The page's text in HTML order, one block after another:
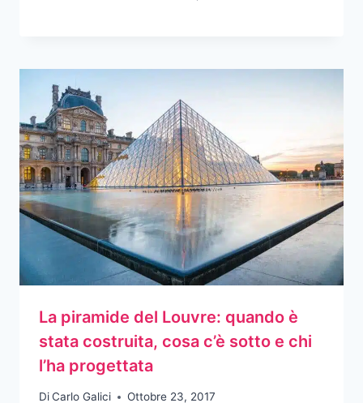
La piramide del Louvre: quando è
stata costruita, cosa c’è sotto e chi
l’ha progettata
DiCarlo Galici Ottobre 23, 2017